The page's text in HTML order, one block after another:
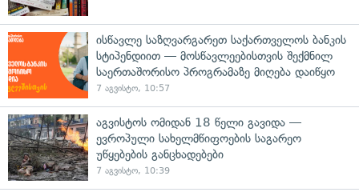
ისწავლე საზღვარგარეთ საქართველოს ბანკის
სტიპენდიით — მოსწავლეებისთვის შექმნილ
საერთაშორისო პროგრამაზე მიღება დაიწყო
7 აგვისტო, 10:57
აგვისტოს ომიდან 18 წელი გავიდა —
ევროპული სახელმწიფოების საგარეო
უწყებების განცხადებები
7 აგვისტო, 10:39